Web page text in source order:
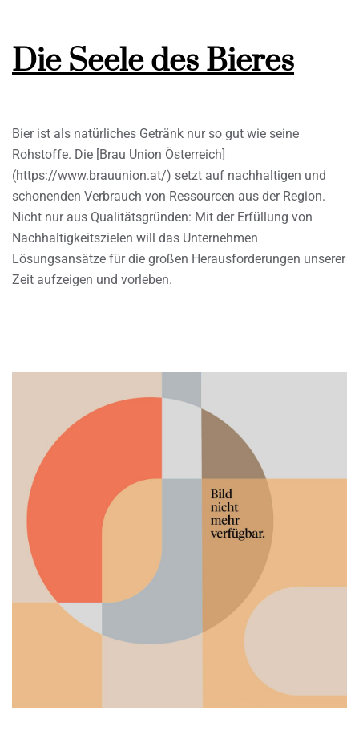
Die Seele des Bieres
Bier ist als natürliches Getränk nur so gut wie seine
Rohstoffe. Die [Brau Union Österreich]
(https://www.brauunion.at/) setzt auf nachhaltigen und
schonenden Verbrauch von Ressourcen aus der Region.
Nicht nur aus Qualitätsgründen: Mit der Erfüllung von
Nachhaltigkeitszielen will das Unternehmen
Lösungsansätze für die großen Herausforderungen unserer
Zeit aufzeigen und vorleben.